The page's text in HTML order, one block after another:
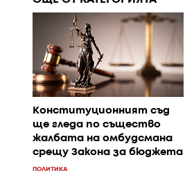
Конституционният съд
ще гледа по същество
жалбата на омбудсмана
срещу Закона за бюджета
ПОЛИТИКА